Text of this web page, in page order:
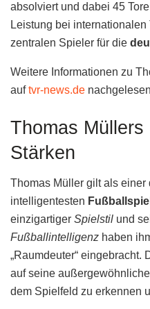
absolviert und dabei 45
Leistung bei
zentralen Spieler für die
Weitere Informationen zu
auftvr-news.de
Thomas
Stärken
Thomas Müller gilt als einer
intelligentesten
einzigartiger Spielstil und
Fußballintelligenz haben
„Raumdeuter“
auf seine
dem Spielfeld zu erkennen